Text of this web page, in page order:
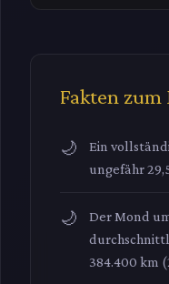
Fakten
Ein
ungefähr
Der Mond
384.400 km